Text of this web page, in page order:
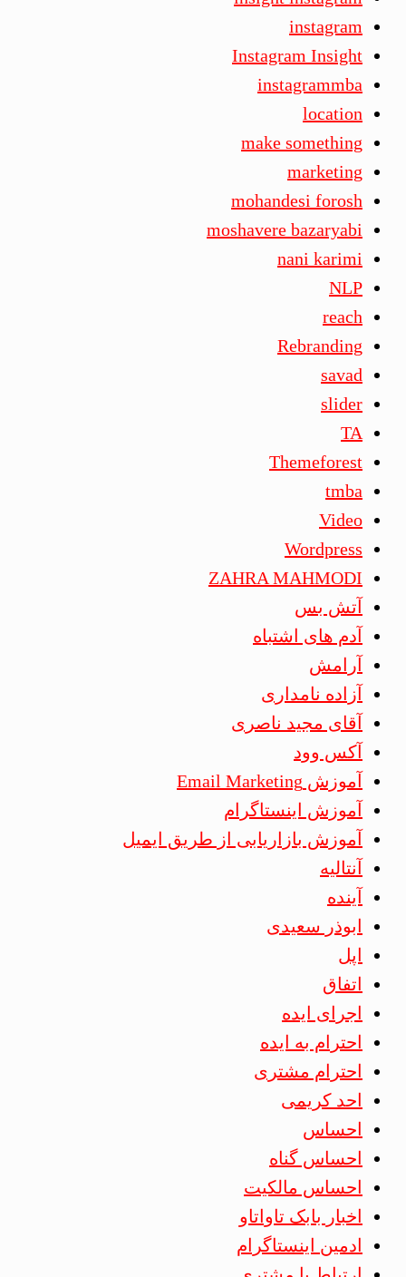
instagram
Instagram Insight
instagrammba
location
make something
marketing
mohandesi forosh
moshavere bazaryabi
nani karimi
NLP
reach
Rebranding
savad
slider
TA
Themeforest
tmba
Video
Wordpress
ZAHRA MAHMODI
آتش بس
آدم های اشتباه
آرامش
آزاده نامداری
آقای مجید ناصری
آکس وود
آموزش Email Marketing
آموزش اینستاگرام
آموزش بازاریابی از طریق ایمیل
آنتالیه
آینده
ابوذر سعیدی
اپل
اتفاق
اجرای ایده
احترام به ایده
احترام مشتری
احد کریمی
احساس
احساس گناه
احساس مالکیت
اخبار بابک تاواتاو
ادمین اینستاگرام